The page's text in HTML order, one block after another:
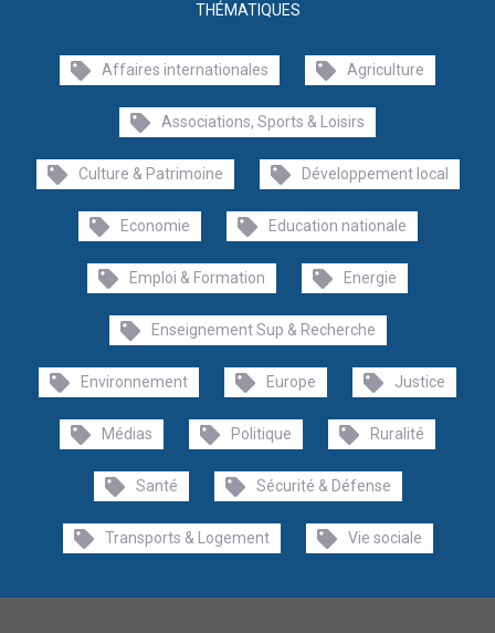
THÉMATIQUES
Affaires internationales Agriculture
Associations, Sports & Loisirs
Culture & Patrimoine Développement local
Economie Education nationale
Emploi & Formation Energie
Enseignement Sup & Recherche
Environnement Europe Justice
Médias Politique Ruralité
Santé Sécurité & Défense
Transports & Logement Vie sociale